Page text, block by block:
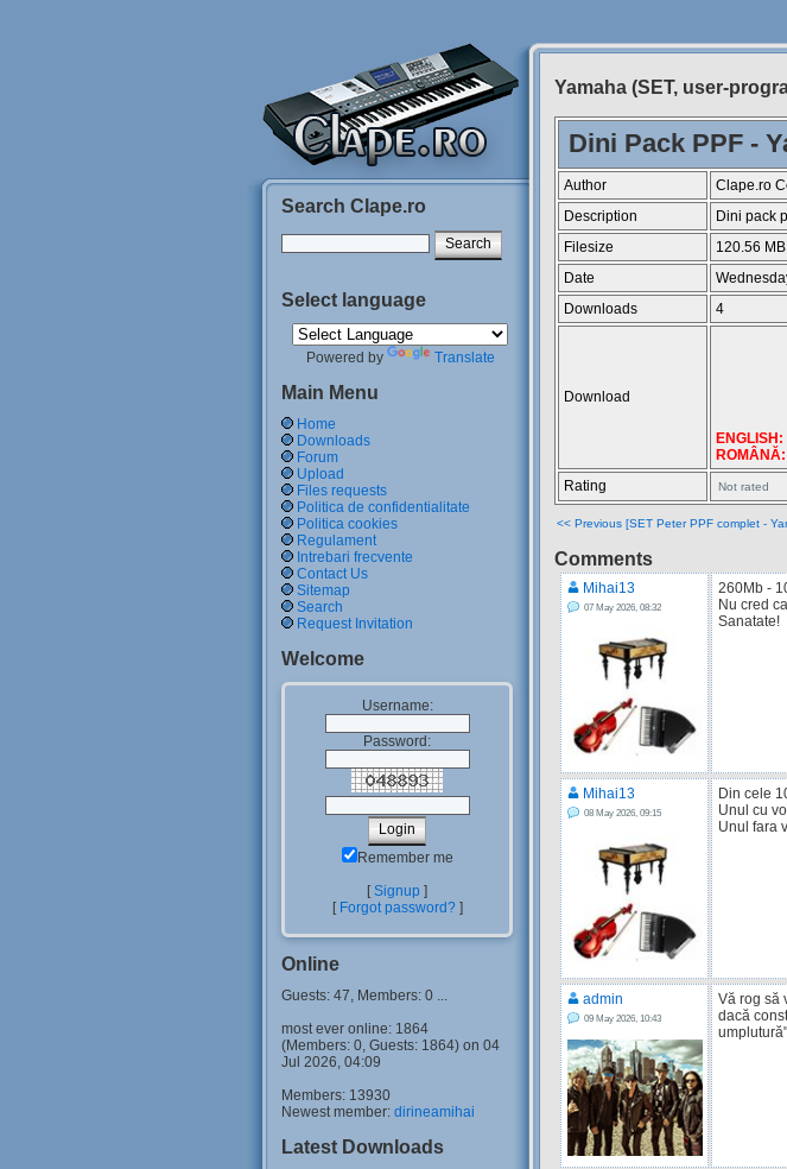
Search Clape.ro
Select language
Powered by Translate
Main Menu
Home
Downloads
Forum
Upload
Files requests
Politica de confidentialitate
Politica cookies
Regulament
Intrebari frecvente
Contact Us
Sitemap
Search
Request Invitation
Welcome
Username:
Password:
Remember me
[Signup ]
[ Forgot password?]
Online
Guests: 47, Members: 0 ...
most ever online: 1864
(Members: 0, Guests: 1864) on 04
Jul 2026, 04:09
Members: 13930
Newest member: dirineamihai
Latest Downloads
Yamaha (SET, user-
Dini Pack PPF -
Author
Clape.ro
Description
Dini pack
Filesize
120.56 MB
Date
Downloads
4
Download
ENGLISH:
ROMÂNĂ:
Rating
Not rated
<< Previous [SET Peter PPF complet -
Comments
Mihai13
07 May 2026, 08:32
260Mb -
Nu cred
Sanatate!
Mihai13
08 May 2026, 09:15
Din cele
Unul cu
Unul fara
admin
09 May 2026, 10:43
Vă rog să
dacă
Siteul
Muzicantilor